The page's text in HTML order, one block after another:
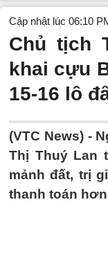
Cập nhật lúc 06:10
Chủ tịch
khai cựu
15-16 lô
(VTC News) -
Thị Thuý Lan
mảnh đất, trị
thanh toán